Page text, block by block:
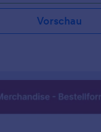
Vorschau